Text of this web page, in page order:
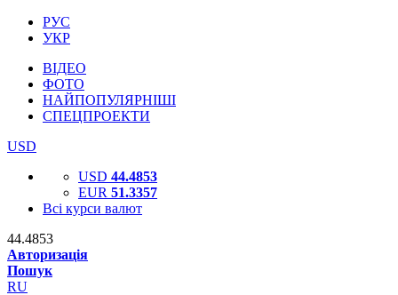
РУС
УКР
ВІДЕО
ФОТО
НАЙПОПУЛЯРНІШІ
СПЕЦПРОЕКТИ
USD
USD 44.4853
EUR 51.3357
Всі курси валют
44.4853
Авторизація
Пошук
RU